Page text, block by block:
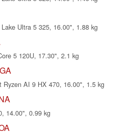
Ultra 5 325, 16.00", 1.88 kg
5 120U, 17.30", 2.1 kg
AI 9 HX 470, 16.00", 1.5 kg
14.00", 0.99 kg